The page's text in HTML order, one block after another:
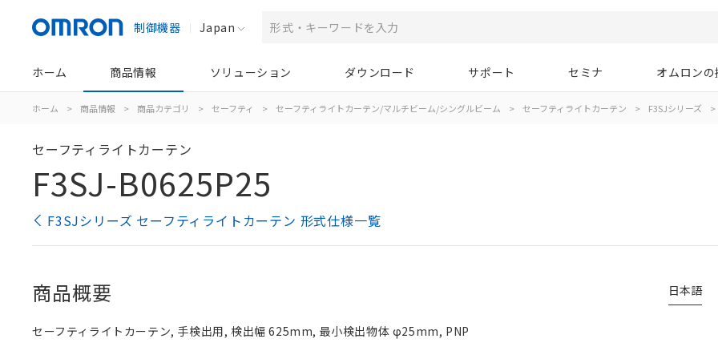
制御機器 Japan
ホーム 商品情報 ソリューション ダウンロード サポート セミナ オムロン
ホーム > 商品情報 > 商品カテゴリ > セーフティ > セーフティライトカーテン/マルチビーム/シングルビーム > セーフティライトカーテン > F3SJシリーズ >
セーフティライトカーテン
F3SJ-B0625P25
F3SJシリーズ セーフティライトカーテン 形式仕様一覧
日本語
商品概要
セーフティライトカーテン, 手検出用, 検出幅 625mm, 最小検出物体 φ25mm, PNP